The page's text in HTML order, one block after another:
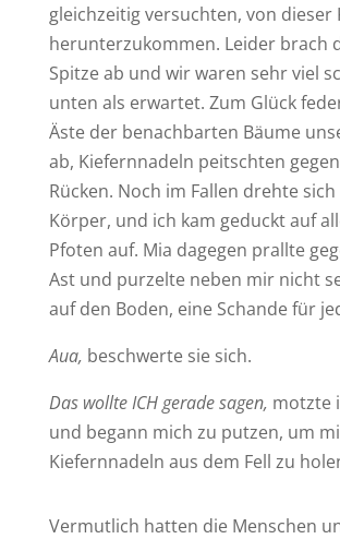
gleichzeitig versuchten, von dieser
herunterzukommen. Leider brach
Spitze ab und wir waren sehr viel
unten als erwartet. Zum Glück
Äste der benachbarten Bäume
ab, Kiefernnadeln peitschten
Rücken. Noch im Fallen drehte
Körper, und ich kam geduckt auf
Pfoten auf. Mia dagegen prallte
Ast und purzelte neben mir nicht
auf den Boden, eine Schande für
Aua, beschwerte sie sich.
Das wollte ICH gerade sagen, motzte
und begann mich zu putzen, um
Kiefernnadeln aus dem Fell zu
Vermutlich hatten die Menschen